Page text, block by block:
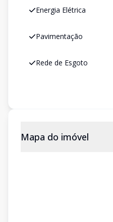
Energia Elétrica
Pavimentação
Rede de Esgoto
Mapa do imóvel